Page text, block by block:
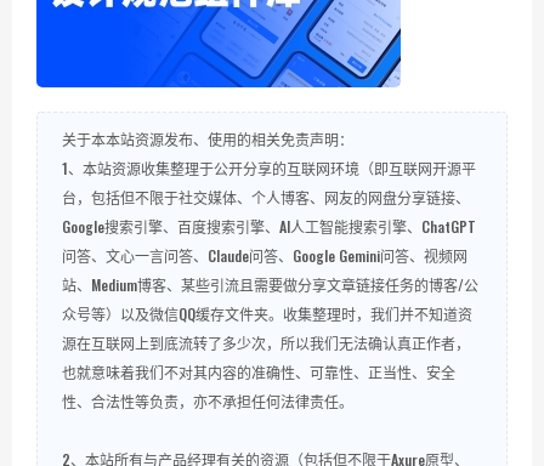
关于本本站资源发布、使用的相关免责声明：
1、本站资源收集整理于公开分享的互联网环境（即互联网开源平
台，包括但不限于社交媒体、个人博客、网友的网盘分享链接、
Google搜索引擎、百度搜索引擎、AI人工智能搜索引擎、ChatGPT
问答、文心一言问答、Claude问答、Google Gemini问答、视频网
站、Medium博客、某些引流且需要做分享文章链接任务的博客/公
众号等）以及微信QQ缓存文件夹。收集整理时，我们并不知道资
源在互联网上到底流转了多少次，所以我们无法确认真正作者，
也就意味着我们不对其内容的准确性、可靠性、正当性、安全
性、合法性等负责，亦不承担任何法律责任。
2、本站所有与产品经理有关的资源（包括但不限于Axure原型、